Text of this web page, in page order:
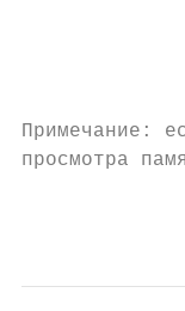
Примечание:
просмотра